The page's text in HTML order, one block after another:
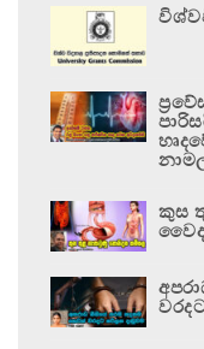
කුස